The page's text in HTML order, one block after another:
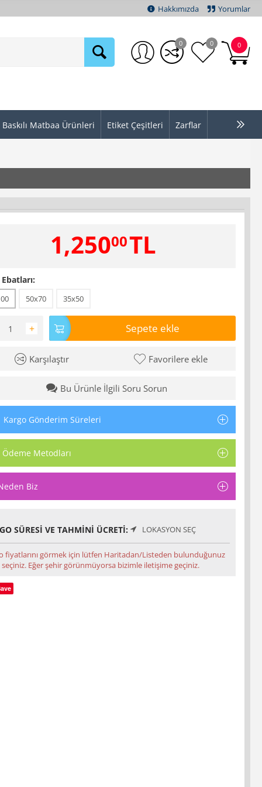
Hakkımızda Yorumlar
0
0 0
Baskılı Matbaa Ürünleri Etiket Çeşitleri Zarflar
1,25000TL
50x70 35x50
+ Sepete ekle
Karşılaştır Favorilere ekle
Bu Ürünle İlgili Soru Sorun
Kargo Gönderim Süreleri
Ödeme Metodları
Biz
SÜRESI VE TAHMINI ÜCRETI: LOKASYON SEÇ
fiyatlarını görmek için lütfen Haritadan/Listeden bulunduğunuz
Eğer şehir görünmüyorsa bizimle iletişime geçiniz.